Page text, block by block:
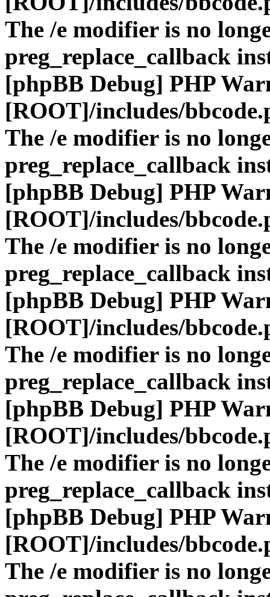
The /e modifier is no
preg_replace_callback
[phpBB Debug] PHP
[ROOT]/includes/
The /e modifier is no
preg_replace_callback
[phpBB Debug] PHP
[ROOT]/includes/
The /e modifier is no
preg_replace_callback
[phpBB Debug] PHP
[ROOT]/includes/
The /e modifier is no
preg_replace_callback
[phpBB Debug] PHP
[ROOT]/includes/
The /e modifier is no
preg_replace_callback
[phpBB Debug] PHP
[ROOT]/includes/
The /e modifier is no